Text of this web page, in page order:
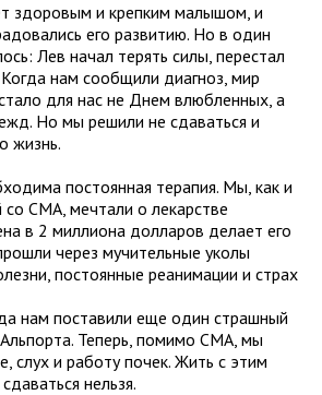
здоровым и крепким малышом, и
его развитию. Но в один
Лев начал терять силы, перестал
нам сообщили диагноз, мир
для нас не Днем влюбленных, а
Но мы решили не сдаваться и
жизнь.
постоянная терапия. Мы, как и
СМА, мечтали о лекарстве
в 2 миллиона долларов делает его
через мучительные уколы
постоянные реанимации и страх
нам поставили еще один страшный
Теперь, помимо СМА, мы
слух и работу почек. Жить с этим
нельзя.